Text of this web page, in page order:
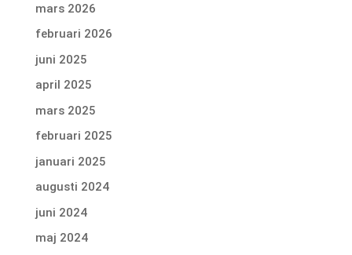
mars 2026
februari 2026
juni 2025
april 2025
mars 2025
februari 2025
januari 2025
augusti 2024
juni 2024
maj 2024